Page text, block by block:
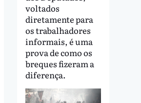
voltados
diretamente para
os trabalhadores
informais, é uma
prova de como os
breques fizeram a
diferença.